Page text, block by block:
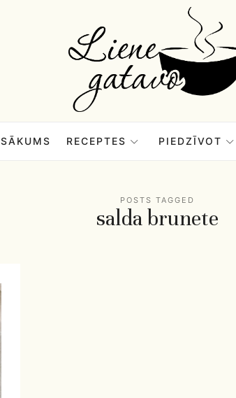
Liene
Gatavo
–
Mana
SĀKUMS RECEPTES PIEDZĪVOT
POSTS TAGGED
salda brunete